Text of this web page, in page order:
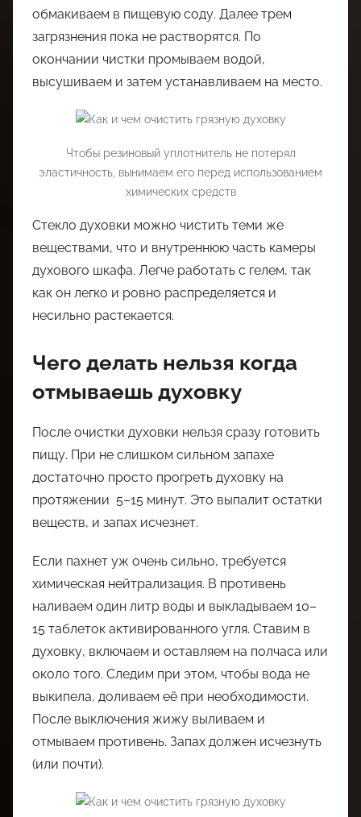
обмакиваем в пищевую соду. Далее трем
загрязнения пока не растворятся. По
окончании чистки промываем водой,
высушиваем и затем устанавливаем на место.
Чтобы резиновый уплотнитель не потерял
эластичность, вынимаем его перед использованием
химических средств
Стекло духовки можно чистить теми же
веществами, что и внутреннюю часть камеры
духового шкафа. Легче работать с гелем, так
как он легко и ровно распределяется и
несильно растекается.
Чего делать нельзя когда
отмываешь духовку
После очистки духовки нельзя сразу готовить
пищу. При не слишком сильном запахе
достаточно просто прогреть духовку на
протяжении 5–15 минут. Это выпалит остатки
веществ, и запах исчезнет.
Если пахнет уж очень сильно, требуется
химическая нейтрализация. В противень
наливаем один литр воды и выкладываем 10–
15 таблеток активированного угля. Ставим в
духовку, включаем и оставляем на полчаса или
около того. Следим при этом, чтобы вода не
выкипела, доливаем её при необходимости.
После выключения жижу выливаем и
отмываем противень. Запах должен исчезнуть
(или почти).